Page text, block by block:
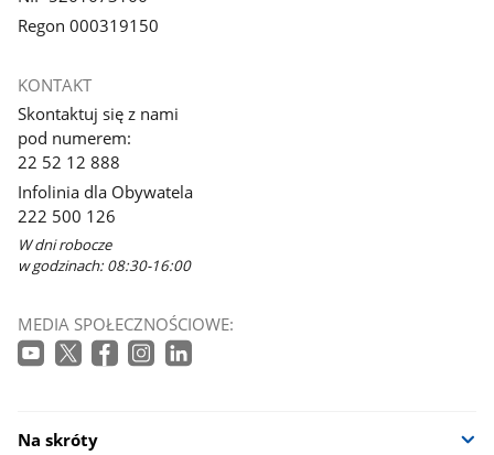
Regon 000319150
KONTAKT
Skontaktuj się z nami
pod numerem:
22 52 12 888
Infolinia dla Obywatela
222 500 126
W dni robocze
w godzinach: 08:30-16:00
MEDIA SPOŁECZNOŚCIOWE:
Na skróty